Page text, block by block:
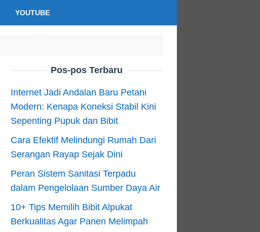
YOUTUBE
Pos-pos Terbaru
Internet Jadi Andalan Baru Petani
Modern: Kenapa Koneksi Stabil Kini
Sepenting Pupuk dan Bibit
Cara Efektif Melindungi Rumah Dari
Serangan Rayap Sejak Dini
Peran Sistem Sanitasi Terpadu
dalam Pengelolaan Sumber Daya Air
10+ Tips Memilih Bibit Alpukat
Berkualitas Agar Panen Melimpah